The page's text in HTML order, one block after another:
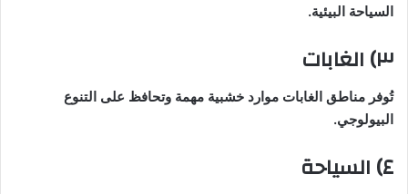
السياحة البيئية.
٣) الغابات
تُوفر مناطق الغابات موارد خشبية مهمة وتحافظ على التنوع
البيولوجي.
٤) السياحة